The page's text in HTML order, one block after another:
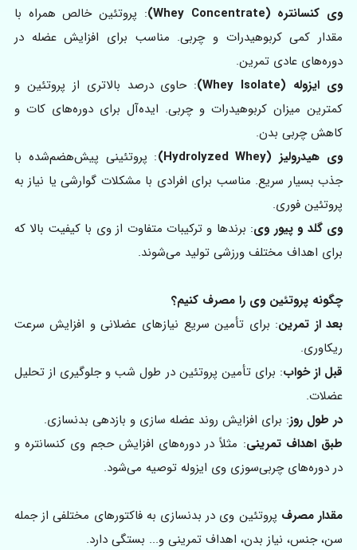
وی کنسانتره (Whey Concentrate)
: پروتئین خالص همراه با
مقدار کمی کربوهیدرات و چربی. مناسب برای افزایش عضله در
دوره‌های عادی تمرین.
وی ایزوله (Whey Isolate)
: حاوی درصد بالاتری از پروتئین و
کمترین میزان کربوهیدرات و چربی. ایده‌آل برای دوره‌های کات و
کاهش چربی بدن.
وی هیدرولیز (Hydrolyzed Whey)
: پروتئینی پیش‌هضم‌شده با
جذب بسیار سریع. مناسب برای افرادی با مشکلات گوارشی یا نیاز به
پروتئین فوری.
وی گلد و پیور وی: برندها و ترکیبات متفاوت از وی با کیفیت بالا که
برای اهداف مختلف ورزشی تولید می‌شوند.
چگونه پروتئین وی را مصرف کنیم؟
بعد از تمرین: برای تأمین سریع نیازهای عضلانی و افزایش سرعت
ریکاوری.
قبل از خواب: برای تأمین پروتئین در طول شب و جلوگیری از تحلیل
عضلات.
در طول روز: برای افزایش روند عضله سازی و بازدهی بدنسازی.
طبق اهداف تمرینی: مثلاً در دوره‌های افزایش حجم وی کنسانتره و
در دوره‌های چربی‌سوزی وی ایزوله توصیه می‌شود.
مقدار مصرف پروتئین وی در بدنسازی به فاکتورهای مختلفی از جمله
سن، جنس، نیاز بدن، اهداف تمرینی و... بستگی دارد.